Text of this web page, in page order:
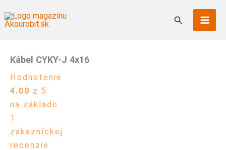
na
Hľadať
Kábel CYKY-J 4x16
Hodnotenie
4.00 z 5
na základe
1
zákazníckej
recenzie